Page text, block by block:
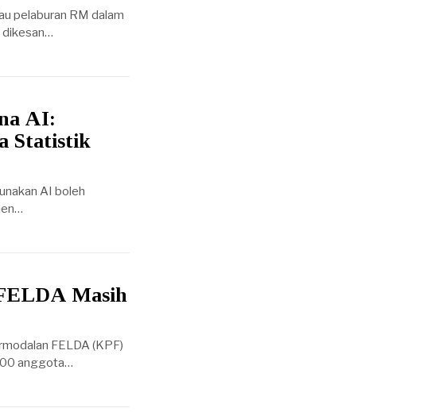
pelaburan RM dalam
dikesan…
AI:
Statistik
AI boleh
Masih
FELDA (KPF)
anggota…